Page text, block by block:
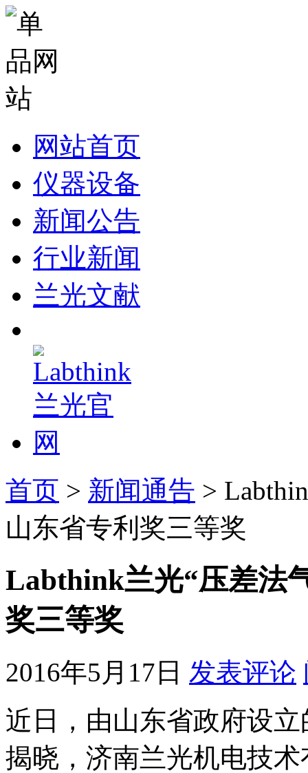
网站首页
仪器设备
新闻公告
行业新闻
兰光文献
首页 > 新闻通告 >
山东省专利奖三等奖
Labthink兰光“压差法
奖三等奖
2016年5月17日 发表评论
近日，由山东省政府设
揭晓，济南兰光机电技